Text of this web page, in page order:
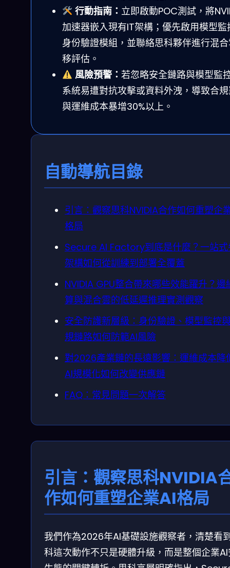
行動指南： 立即啟動POC測試，將
加速器嵌入現有IT架構；優先啟用模型監
身份驗證模組，並聯絡思科夥伴進行混
移評估。
風險預警： 若忽略安全鏈路與模型監
系統易遭對抗攻擊或資料外洩，導致合
與運維成本暴增30%以上。
自動導航目錄
引言：觀察思科NVIDIA合作如何重塑企
格局
Secure AI Factory到底是什麼？一站式
架構如何從訓練到部署全覆蓋
NVIDIA GPU整合帶來哪些效能躍升？邊
算與混合雲的低延遲推理實測觀察
安全防護新層級：身份驗證、模型監控
規鏈路如何防範AI風險
對2026產業鏈的長遠影響：運維成本降
AI規模化如何改變供應鏈
FAQ：常見問題一次解答
引言：觀察思科NVIDIA
作如何重塑企業AI格局
我們作為2026年AI基礎設施觀察者，清楚看
科這次動作不只是硬體升級，而是整個企業